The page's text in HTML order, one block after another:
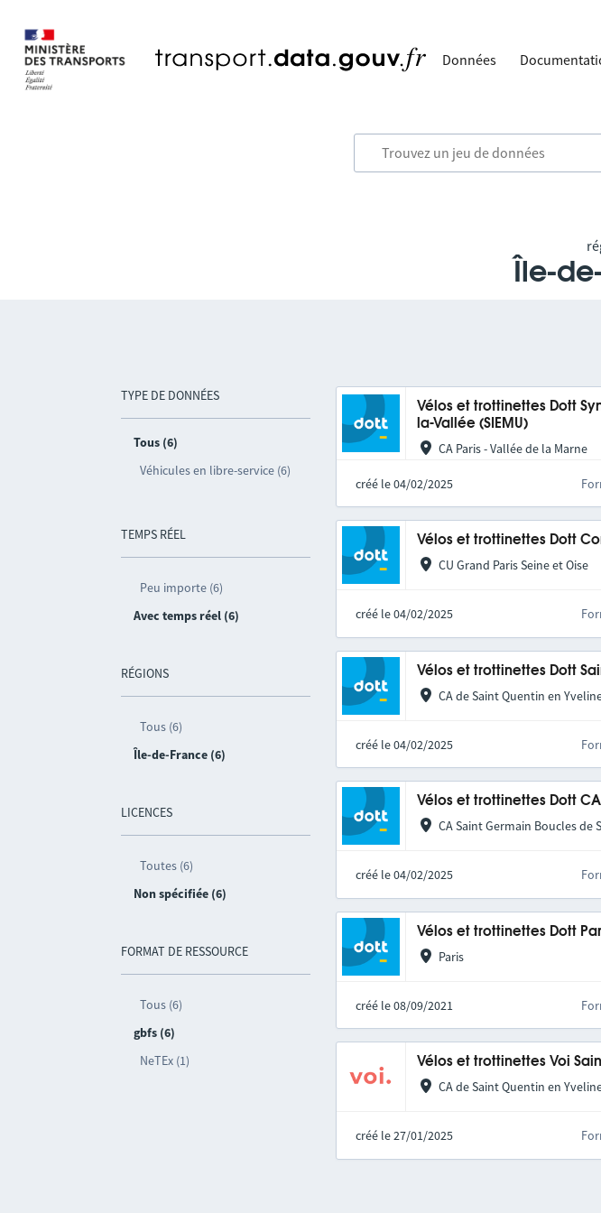
Données
Île-
TYPE DE DONNÉES
Tous (6)
Véhicules en libre-service (6)
TEMPS RÉEL
Peu importe (6)
Avec temps réel (6)
RÉGIONS
Tous (6)
Île-de-France (6)
LICENCES
Toutes (6)
Non spécifiée (6)
FORMAT DE RESSOURCE
Tous (6)
gbfs (6)
NeTEx (1)
Vélos et trottinettes Dott
la-Vallée (SIEMU)
CA Paris - Vallée de la Marne
créé le 04/02/2025
Vélos et trottinettes Dott
CU Grand Paris Seine et Oise
créé le 04/02/2025
Vélos et trottinettes Dott
CA de Saint Quentin en
créé le 04/02/2025
Vélos et trottinettes Dott
CA Saint Germain Boucles de
créé le 04/02/2025
Vélos et trottinettes Dott
Paris
créé le 08/09/2021
Vélos et trottinettes Voi
CA de Saint Quentin en
créé le 27/01/2025